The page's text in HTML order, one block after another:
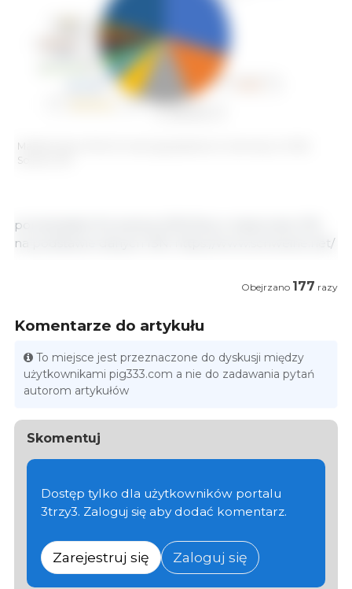
Market share of the 10 main pig abattoirs in Germany in 2018.
Source: ISN.
poniedziałek 8 kwietnia 2019/ Biuro edytorskie 333,
na podstawie danych ISN. https://www.schweine.net/
Obejrzano 177 razy
Komentarze do artykułu
To miejsce jest przeznaczone do dyskusji między
użytkownikami pig333.com a nie do zadawania pytań
autorom artykułów
Skomentuj
Dostęp tylko dla użytkowników portalu
3trzy3. Zaloguj się aby dodać komentarz.
Zarejestruj się Zaloguj się